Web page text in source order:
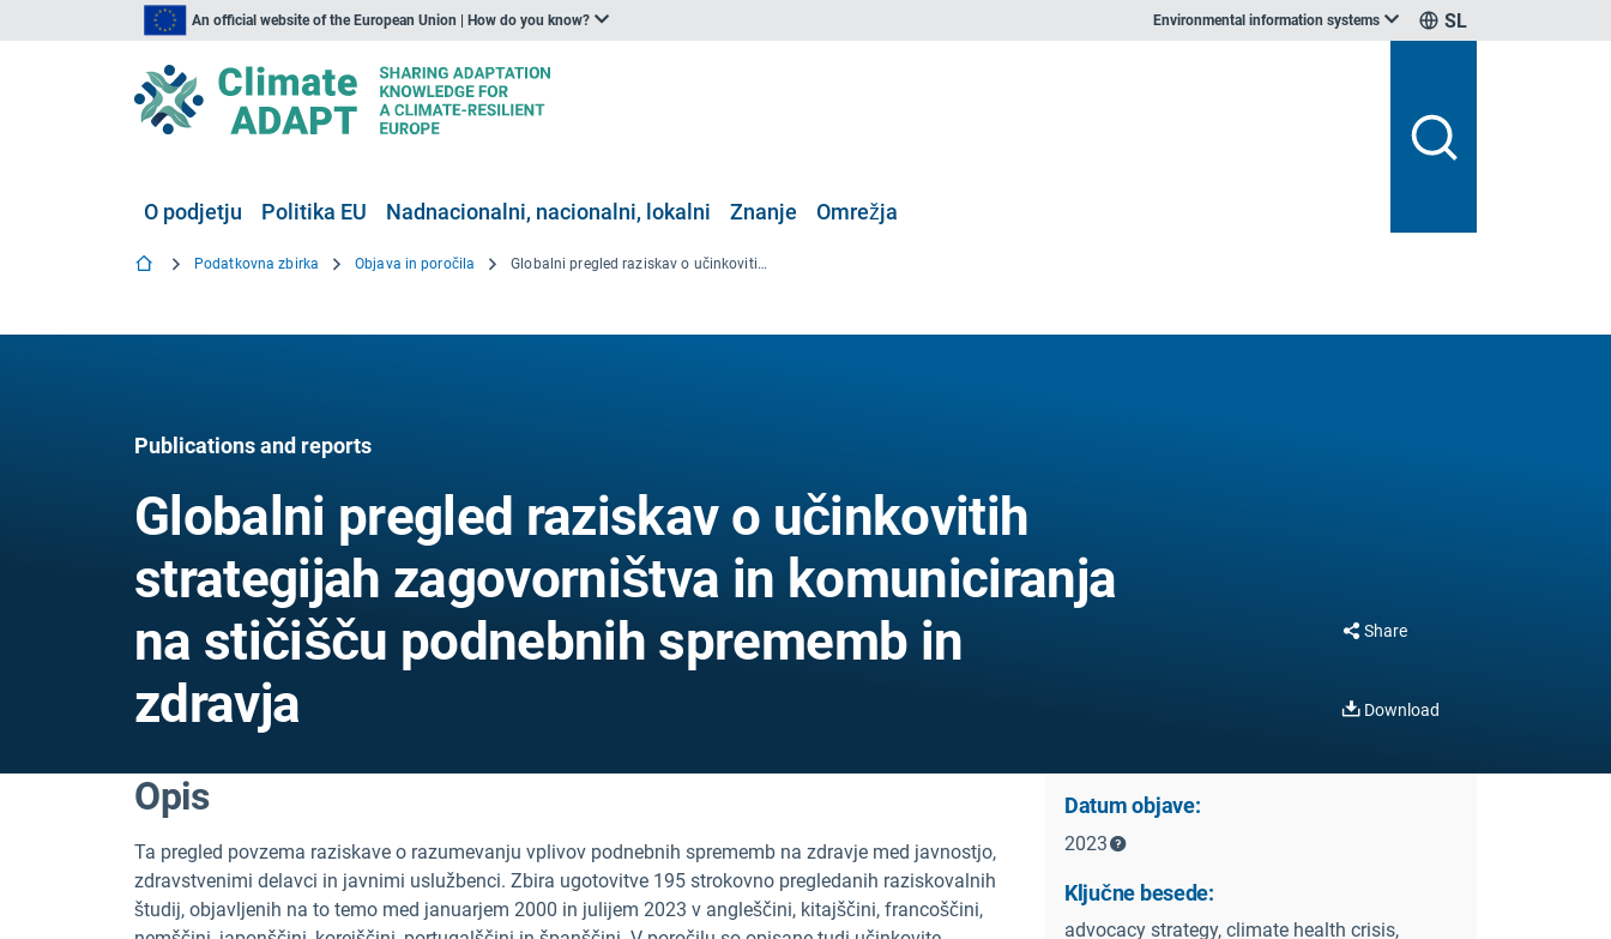
An official website of the European Union | How do you know? Environmental information systems SL
O podjetju Politika EU Nadnacionalni, nacionalni, lokalni Znanje Omrežja
Podatkovna zbirka Objava in poročila Globalni pregled raziskav o učinkovitih strategijah zagovorništva in komuniciranja na stičišču podnebnih sprememb in zdravja
Publications and reports
Globalni pregled raziskav o učinkovitih
strategijah zagovorništva in komuniciranja
na stičišču podnebnih sprememb in
zdravja
Share
Download
Opis
Ta pregled povzema raziskave o razumevanju vplivov podnebnih sprememb na zdravje med javnostjo,
zdravstvenimi delavci in javnimi uslužbenci. Zbira ugotovitve 195 strokovno pregledanih raziskovalnih
študij, objavljenih na to temo med januarjem 2000 in julijem 2023 v angleščini, kitajščini, francoščini,
Datum objave:
2023
Ključne besede:
advocacy strategy, climate health crisis,